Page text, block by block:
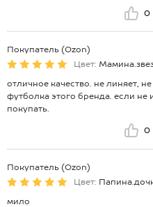
0
Покупатель (Ozon)
Цвет:
отличное качество. не линяет,
футболка этого бренда. если не
покупать.
0
Покупатель (Ozon)
Цвет:
мило